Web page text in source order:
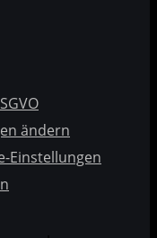
ändern
Einstellungen